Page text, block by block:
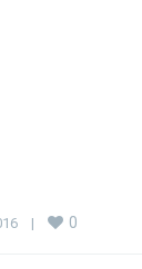
| 0